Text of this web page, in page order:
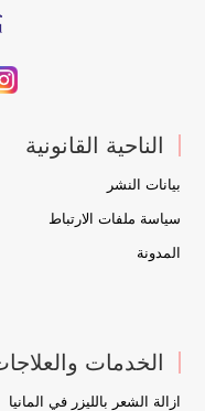
الناحية القانونية
بيانات النشر
سياسة ملفات الارتباط
المدونة
الخدمات
ازالة الشعر بالليزر في المانيا